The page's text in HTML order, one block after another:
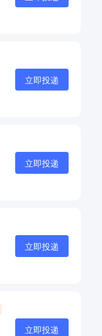
立即投递
立即投递
立即投递
立即投递